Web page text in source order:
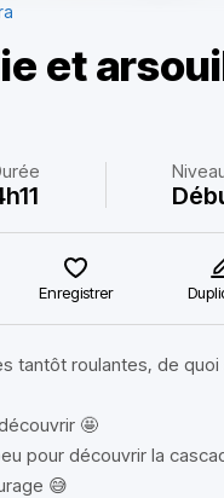
et
Enregistrer
tantôt roulantes, de
🤩
pour découvrir la
😅